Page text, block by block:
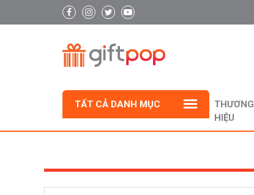
TẤT CẢ DANH MỤC
THƯƠNG
HIỆU